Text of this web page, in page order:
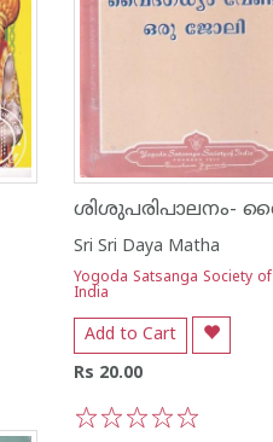
Sri Sri Daya Matha
Yogoda Satsanga Society of
India
Add to Cart
Rs 20.00